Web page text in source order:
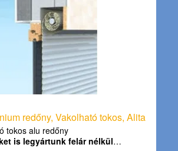
redőny, Vakolható tokos, Alita
tokos alu redőny
is legyártunk felár nélkül…